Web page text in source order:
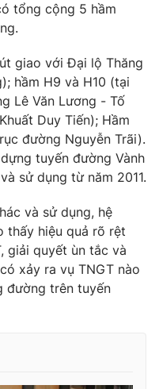
video
Thể thao
sản
lòng Việt
mình bằng AI
tổng cộng 5 hầm
giao với Đại lộ Thăng
hầm H9 và H10 (tại
Lê Văn Lương - Tố
Duy Tiến); Hầm
đường Nguyễn Trãi).
tuyến đường Vành
sử dụng từ năm 2011.
và sử dụng, hệ
thấy hiệu quả rõ rệt
giải quyết ùn tắc và
xảy ra vụ TNGT nào
đường trên tuyến